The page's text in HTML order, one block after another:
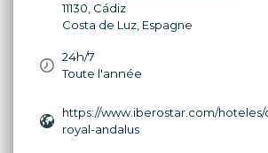
11130, Cádiz
Costa de Luz, Espagne
24h/7
Toute l'année
https://www.iberostar.com/
royal-andalus